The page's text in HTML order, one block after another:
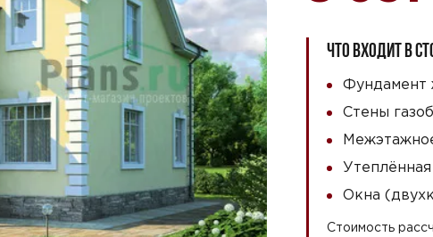
ЧТО ВХОДИТ В
Фундамент
Стены
Окна
Стоимость